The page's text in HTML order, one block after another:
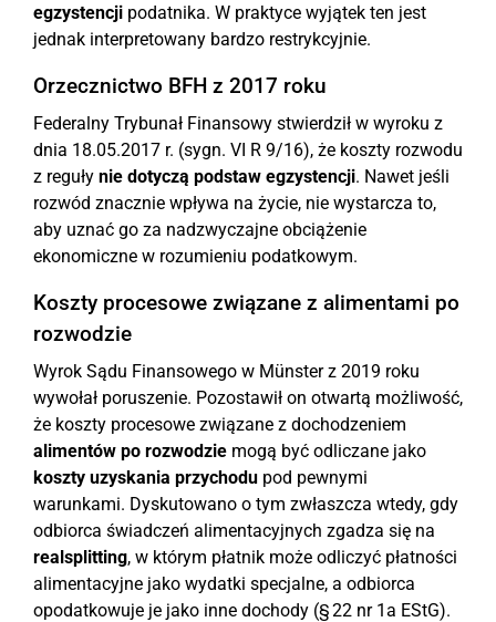
egzystencji podatnika. W praktyce wyjątek ten jest
jednak interpretowany bardzo restrykcyjnie.
Orzecznictwo BFH z 2017 roku
Federalny Trybunał Finansowy stwierdził w wyroku z
dnia 18.05.2017 r. (sygn. VI R 9/16), że koszty rozwodu
z reguły nie dotyczą podstaw egzystencji. Nawet jeśli
rozwód znacznie wpływa na życie, nie wystarcza to,
aby uznać go za nadzwyczajne obciążenie
ekonomiczne w rozumieniu podatkowym.
Koszty procesowe związane z alimentami po
rozwodzie
Wyrok Sądu Finansowego w Münster z 2019 roku
wywołał poruszenie. Pozostawił on otwartą możliwość,
że koszty procesowe związane z dochodzeniem
alimentów po rozwodzie mogą być odliczane jako
koszty uzyskania przychodu pod pewnymi
warunkami. Dyskutowano o tym zwłaszcza wtedy, gdy
odbiorca świadczeń alimentacyjnych zgadza się na
realsplitting, w którym płatnik może odliczyć płatności
alimentacyjne jako wydatki specjalne, a odbiorca
opodatkowuje je jako inne dochody (§ 22 nr 1a EStG).